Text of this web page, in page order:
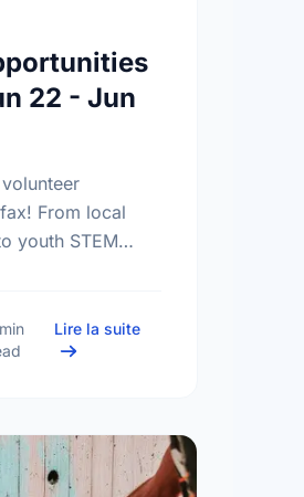
20 - Jul 26, 2026)
22 - Jun
From local
youth STEM
Lire la suitesur Volunteer